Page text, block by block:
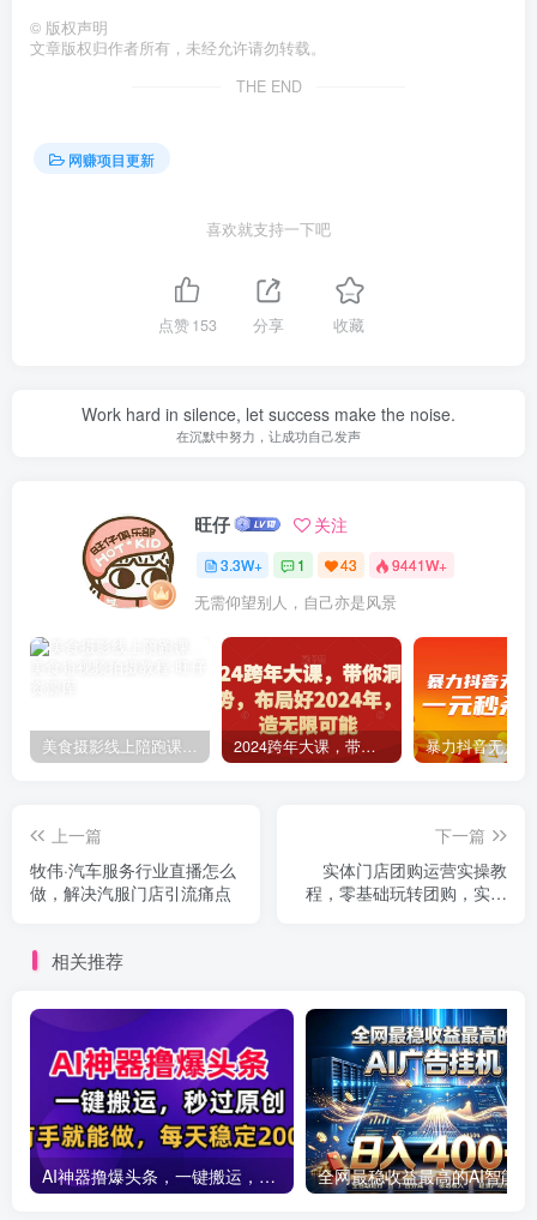
© 版权声明
文章版权归作者所有，未经允许请勿转载。
THE END
网赚项目更新
喜欢就支持一下吧
点赞153 分享 收藏
Work hard in silence, let success make the noise.
在沉默中努力，让成功自己发声
旺仔 关注
3.3W+ 1 43 9441W+
无需仰望别人，自己亦是风景
美食摄影线上陪跑课，美食短视频拍摄教程 2024跨年大课，​带你洞察趋势，布局好2024年，创造无限可能
上一篇
牧伟·汽车服务行业直播怎么
做，​解决汽服门店引流痛点
下一篇
实体门店团购运营实操教
程，零基础玩转团购，实体
相关推荐
AI神器撸爆头条，一键搬运，秒过原创，有手就能做，每天稳定200+【揭秘】